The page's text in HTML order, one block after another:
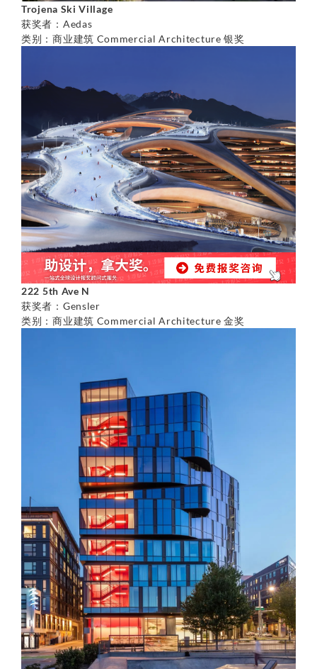
Trojena Ski Village
获奖者：Aedas
类别：商业建筑 Commercial Architecture 银奖
222 5th Ave N
获奖者：Gensler
类别：商业建筑 Commercial Architecture 金奖